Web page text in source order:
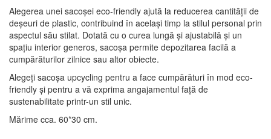
Alegerea unei sacoșei eco-friendly ajută la reducerea cantității de
deșeuri de plastic, contribuind în același timp la stilul personal prin
aspectul său stilat. Dotată cu o curea lungă și ajustabilă și un
spațiu interior generos, sacoșa permite depozitarea facilă a
cumpărăturilor zilnice sau altor obiecte.
Alegeți sacoșa upcycling pentru a face cumpărături în mod eco-
friendly și pentru a vă exprima angajamentul față de
sustenabilitate printr-un stil unic.
Mărime cca. 60*30 cm.